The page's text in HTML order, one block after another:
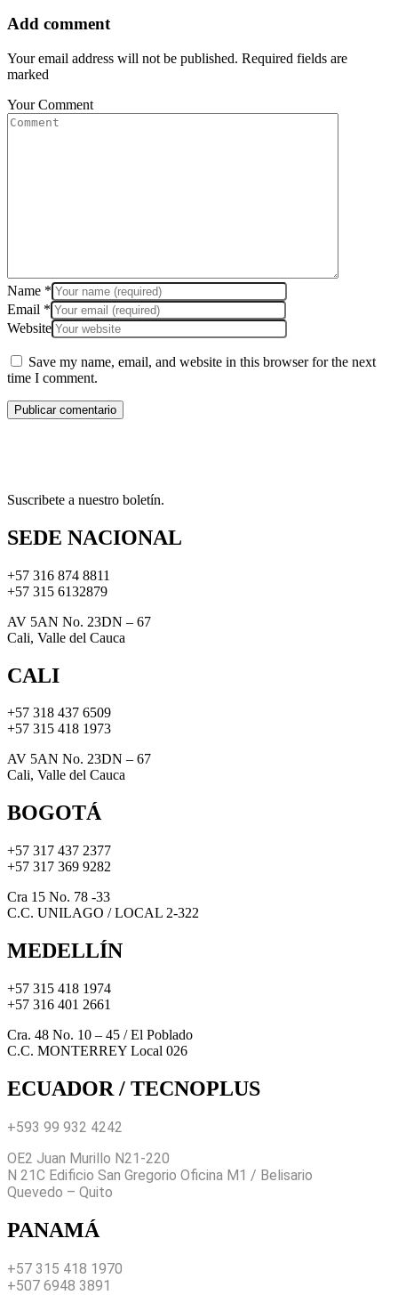
Add comment
Your email address will not be published. Required fields are
marked
Your Comment
Name *
Email *
Website
Save my name, email, and website in this browser for the next
time I comment.
Suscribete a nuestro boletín.
SEDE NACIONAL
+57 316 874 8811
+57 315 6132879
AV 5AN No. 23DN – 67
Cali, Valle del Cauca
CALI
+57 318 437 6509
+57 315 418 1973
AV 5AN No. 23DN – 67
Cali, Valle del Cauca
BOGOTÁ
+57 317 437 2377
+57 317 369 9282
Cra 15 No. 78 -33
C.C. UNILAGO / LOCAL 2-322
MEDELLÍN
+57 315 418 1974
+57 316 401 2661
Cra. 48 No. 10 – 45 / El Poblado
C.C. MONTERREY Local 026
ECUADOR / TECNOPLUS
+593 99 932 4242
OE2 Juan Murillo N21-220
N 21C Edificio San Gregorio Oficina M1 / Belisario
Quevedo – Quito
PANAMÁ
+57 315 418 1970
+507 6948 3891